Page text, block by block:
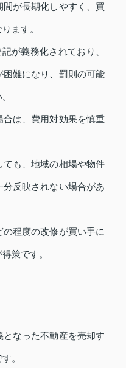
が長期化しやすく、買
ます。
が義務化されており、
難になり、罰則の可能
合は、費用対効果を慎重
も、地域の相場や物件
反映されない場合があ
程度の改修が買い手に
策です。
なった不動産を売却す
。